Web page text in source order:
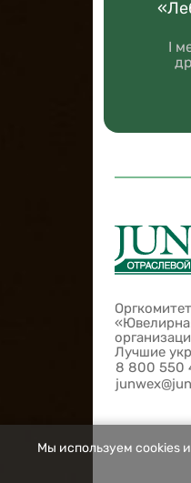
I
Лучшие
8 800 550
Мы используем cookies